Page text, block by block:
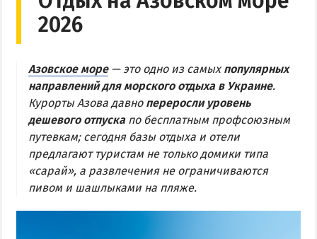
Центр Кирилловки
Остров Бирючий
Частный сектор в Кирилловке
Жилье в Кирилловке с бассейном
Жилье на первой линии
Недорогое жилье в Кирилловке
АРАБАТСКАЯ СТРЕЛКА
2026
Азовское море— это одно из самыхпопулярных
направлений для морского отдыха в Украине.
Курорты Азова давно переросли уровень
дешевого отпуска по бесплатным профсоюзным
путевкам; сегодня базы отдыха и отели
предлагают туристам не только домики типа
«сарай», а развлечения не ограничиваются
пивом и шашлыками на пляже.